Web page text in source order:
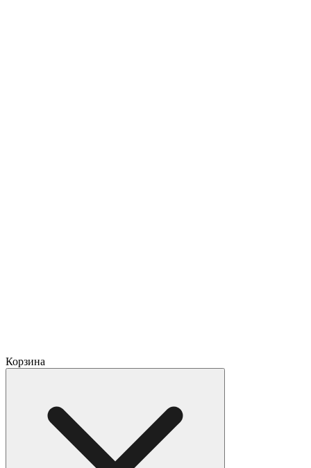
Корзина